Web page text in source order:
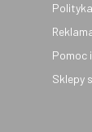
Pomoc
Sklepy